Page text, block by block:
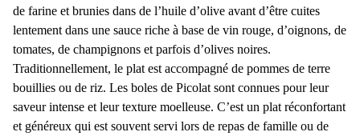
de farine et brunies dans de l’huile d’olive avant d’être cuites
lentement dans une sauce riche à base de vin rouge, d’oignons, de
tomates, de champignons et parfois d’olives noires.
Traditionnellement, le plat est accompagné de pommes de terre
bouillies ou de riz. Les boles de Picolat sont connues pour leur
saveur intense et leur texture moelleuse. C’est un plat réconfortant
et généreux qui est souvent servi lors de repas de famille ou de